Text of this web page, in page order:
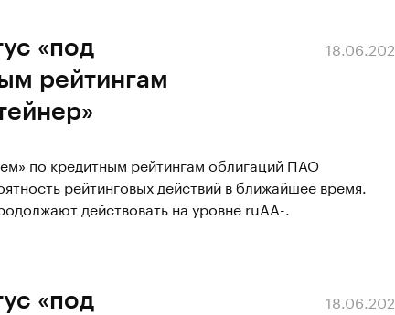
«под
рейтингам
по кредитным рейтингам облигаций ПАО
рейтинговых действий в ближайшее время.
действовать на уровне ruAA-.
«под